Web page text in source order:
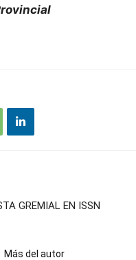
GREMIAL EN ISSN
Más del autor